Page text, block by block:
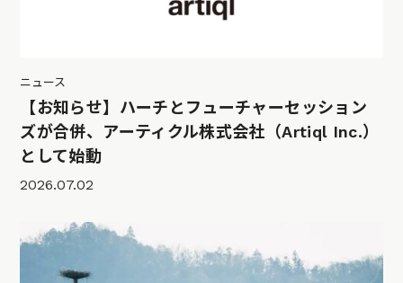
ニュース
【お知らせ】ハーチとフューチャーセッション
ズが合併、アーティクル株式会社（Artiql Inc.）
として始動
2026.07.02